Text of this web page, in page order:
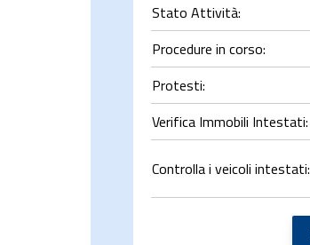
Stato Attività:
Procedure in corso:
Protesti:
Verifica Immobili Intestati:
Controlla i veicoli intestati: